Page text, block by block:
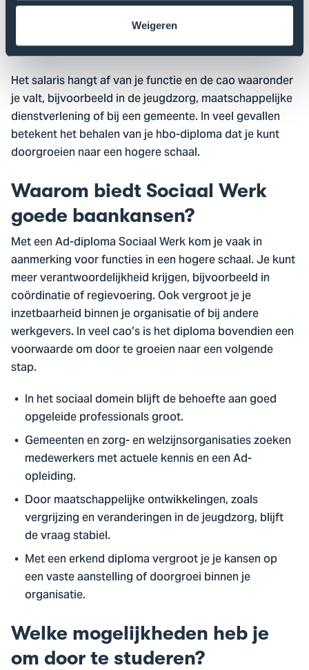
Weigeren
gewoon in dienst bij je huidige werkgever. Rond je de
opleiding af, dan kun je doorgroeien naar een functie
met meer verantwoordelijkheid.
Het salaris hangt af van je functie en de cao waaronder
je valt, bijvoorbeeld in de jeugdzorg, maatschappelijke
dienstverlening of bij een gemeente. In veel gevallen
betekent het behalen van je hbo-diploma dat je kunt
doorgroeien naar een hogere schaal.
Waarom biedt Sociaal Werk
goede baankansen?
Met een Ad-diploma Sociaal Werk kom je vaak in
aanmerking voor functies in een hogere schaal. Je kunt
meer verantwoordelijkheid krijgen, bijvoorbeeld in
coördinatie of regievoering. Ook vergroot je je
inzetbaarheid binnen je organisatie of bij andere
werkgevers. In veel cao’s is het diploma bovendien een
voorwaarde om door te groeien naar een volgende
stap.
In het sociaal domein blijft de behoefte aan goed
opgeleide professionals groot.
Gemeenten en zorg- en welzijnsorganisaties zoeken
medewerkers met actuele kennis en een Ad-
opleiding.
Door maatschappelijke ontwikkelingen, zoals
vergrijzing en veranderingen in de jeugdzorg, blijft
de vraag stabiel.
Met een erkend diploma vergroot je je kansen op
een vaste aanstelling of doorgroei binnen je
organisatie.
Welke mogelijkheden heb je
om door te studeren?